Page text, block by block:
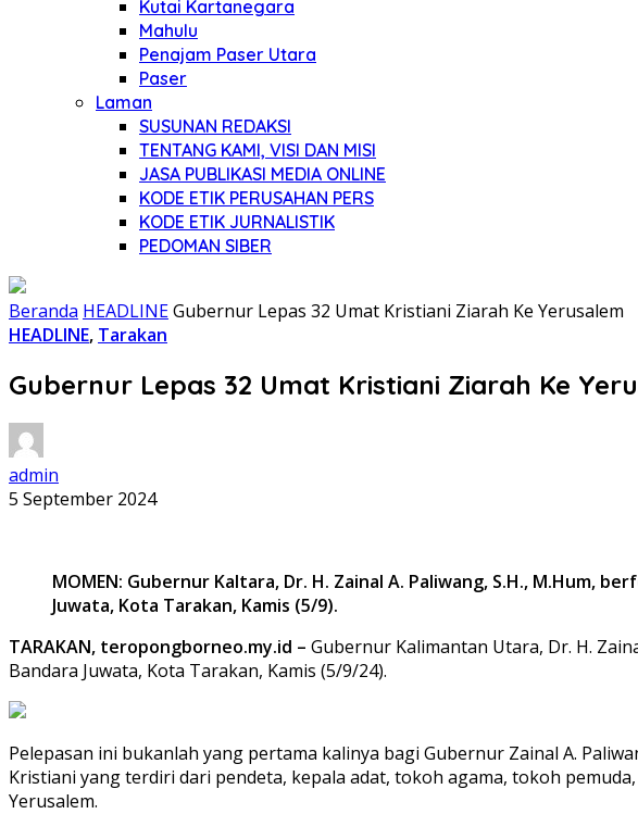
Kutai Kartanegara
Mahulu
Penajam Paser Utara
Paser
Laman
SUSUNAN REDAKSI
TENTANG KAMI, VISI DAN MISI
JASA PUBLIKASI MEDIA ONLINE
KODE ETIK PERUSAHAN PERS
KODE ETIK JURNALISTIK
PEDOMAN SIBER
Beranda HEADLINEGubernur Lepas 32 Umat Kristiani Ziarah Ke Yerusalem
HEADLINE, Tarakan
Gubernur Lepas 32 Umat Kristiani Ziarah Ke
admin
5 September 2024
MOMEN: Gubernur Kaltara, Dr. H. Zainal A. Paliwang, S.H., M.Hum,
Juwata, Kota Tarakan, Kamis (5/9).
TARAKAN, teropongborneo.my.id – Gubernur Kalimantan Utara, Dr. H.
Bandara Juwata, Kota Tarakan, Kamis (5/9/24).
Pelepasan ini bukanlah yang pertama kalinya bagi Gubernur Zainal A.
Kristiani yang terdiri dari pendeta, kepala adat, tokoh agama, tokoh
Yerusalem.